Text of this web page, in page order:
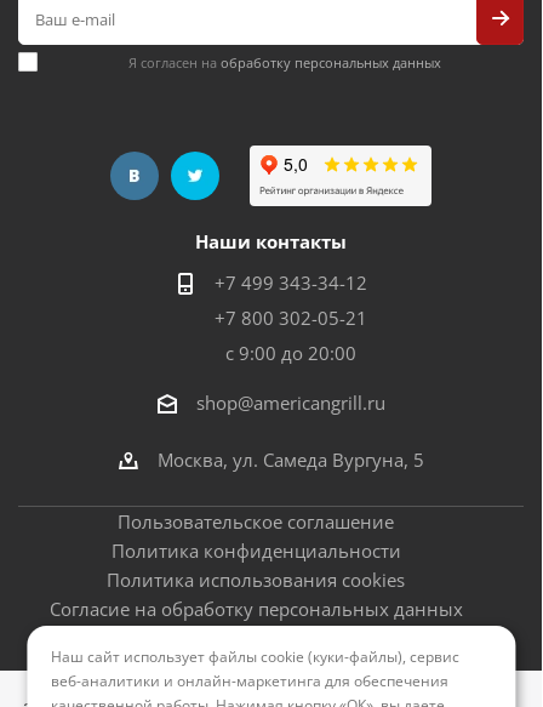
Я согласен на обработку персональных данных
Наши контакты
+7 499 343-34-12
+7 800 302-05-21
с 9:00 до 20:00
shop@americangrill.ru
Москва, ул. Самеда Вургуна, 5
Пользовательское соглашение
Политика конфиденциальности
Политика использования cookies
Согласие на обработку персональных данных
Наш сайт использует файлы cookie (куки-файлы), сервис
веб-аналитики и онлайн-маркетинга для обеспечения